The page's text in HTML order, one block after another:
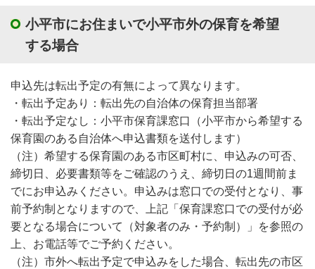
小平市にお住まいで小平市外の保育を希望
する場合
申込先は転出予定の有無によって異なります。
・転出予定あり：転出先の自治体の保育担当部署
・転出予定なし：小平市保育課窓口（小平市から希望する
保育園のある自治体へ申込書類を送付します）
（注）希望する保育園のある市区町村に、申込みの可否、
締切日、必要書類等をご確認のうえ、締切日の1週間前ま
でにお申込みください。申込みは窓口での受付となり、事
前予約制となりますので、上記「保育課窓口での受付が必
要となる場合について（対象者のみ・予約制）」を参照の
上、お電話等でご予約ください。
（注）市外へ転出予定で申込みをした場合、転出先の市区